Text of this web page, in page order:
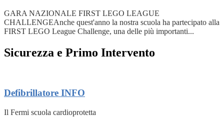
GARA NAZIONALE FIRST LEGO LEAGUE
CHALLENGEAnche quest'anno la nostra scuola ha partecipato alla
FIRST LEGO League Challenge, una delle più importanti...
Sicurezza e Primo Intervento
Defibrillatore INFO
Il Fermi scuola cardioprotetta